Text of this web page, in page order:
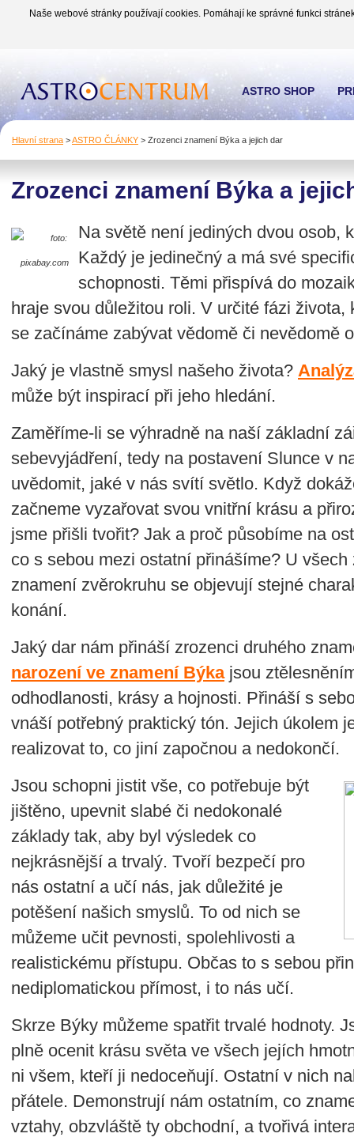
Naše webové stránky používají cookies. Pomáhají ke správné funkci
Hlavní strana >ASTRO ČLÁNKY > Zrozenci znamení Býka a jejich dar
Zrozenci znamení Býka a
foto:
pixabay.com
Na světě není jediných dvou osob,
Každý je jedinečný a má své
schopnosti. Těmi přispívá do
hraje svou důležitou roli. V určité fázi
se začínáme zabývat vědomě či nevědomě
Jaký je vlastně smysl našeho života?
může být inspirací při jeho hledání.
Zaměříme-li se výhradně na naší základní
sebevyjádření, tedy na postavení Slunce v
uvědomit, jaké v nás svítí světlo. Když
začneme vyzařovat svou vnitřní krásu a
jsme přišli tvořit? Jak a proč působíme na
co s sebou mezi ostatní přinášíme? U
znamení zvěrokruhu se objevují stejné
konání.
Jaký dar nám přináší zrozenci druhého
narození ve znamení Býkajsou
odhodlanosti, krásy a hojnosti. Přináší s
vnáší potřebný praktický tón. Jejich úkolem
realizovat to, co jiní započnou a nedokončí.
Jsou schopni jistit vše, co potřebuje být
jištěno, upevnit slabé či nedokonalé
základy tak, aby byl výsledek co
nejkrásnější a trvalý. Tvoří bezpečí pro
nás ostatní a učí nás, jak důležité je
potěšení našich smyslů. To od nich se
můžeme učit pevnosti, spolehlivosti a
realistickému přístupu. Občas to s sebou
nediplomatickou přímost, i to nás učí.
Skrze Býky můžeme spatřit trvalé hodnoty.
plně ocenit krásu světa ve všech jejích
ni všem, kteří ji nedoceňují. Ostatní v nich
přátele. Demonstrují nám ostatním, co
vztahy, obzvláště ty obchodní, a tvořivá
ASTRO SHOP